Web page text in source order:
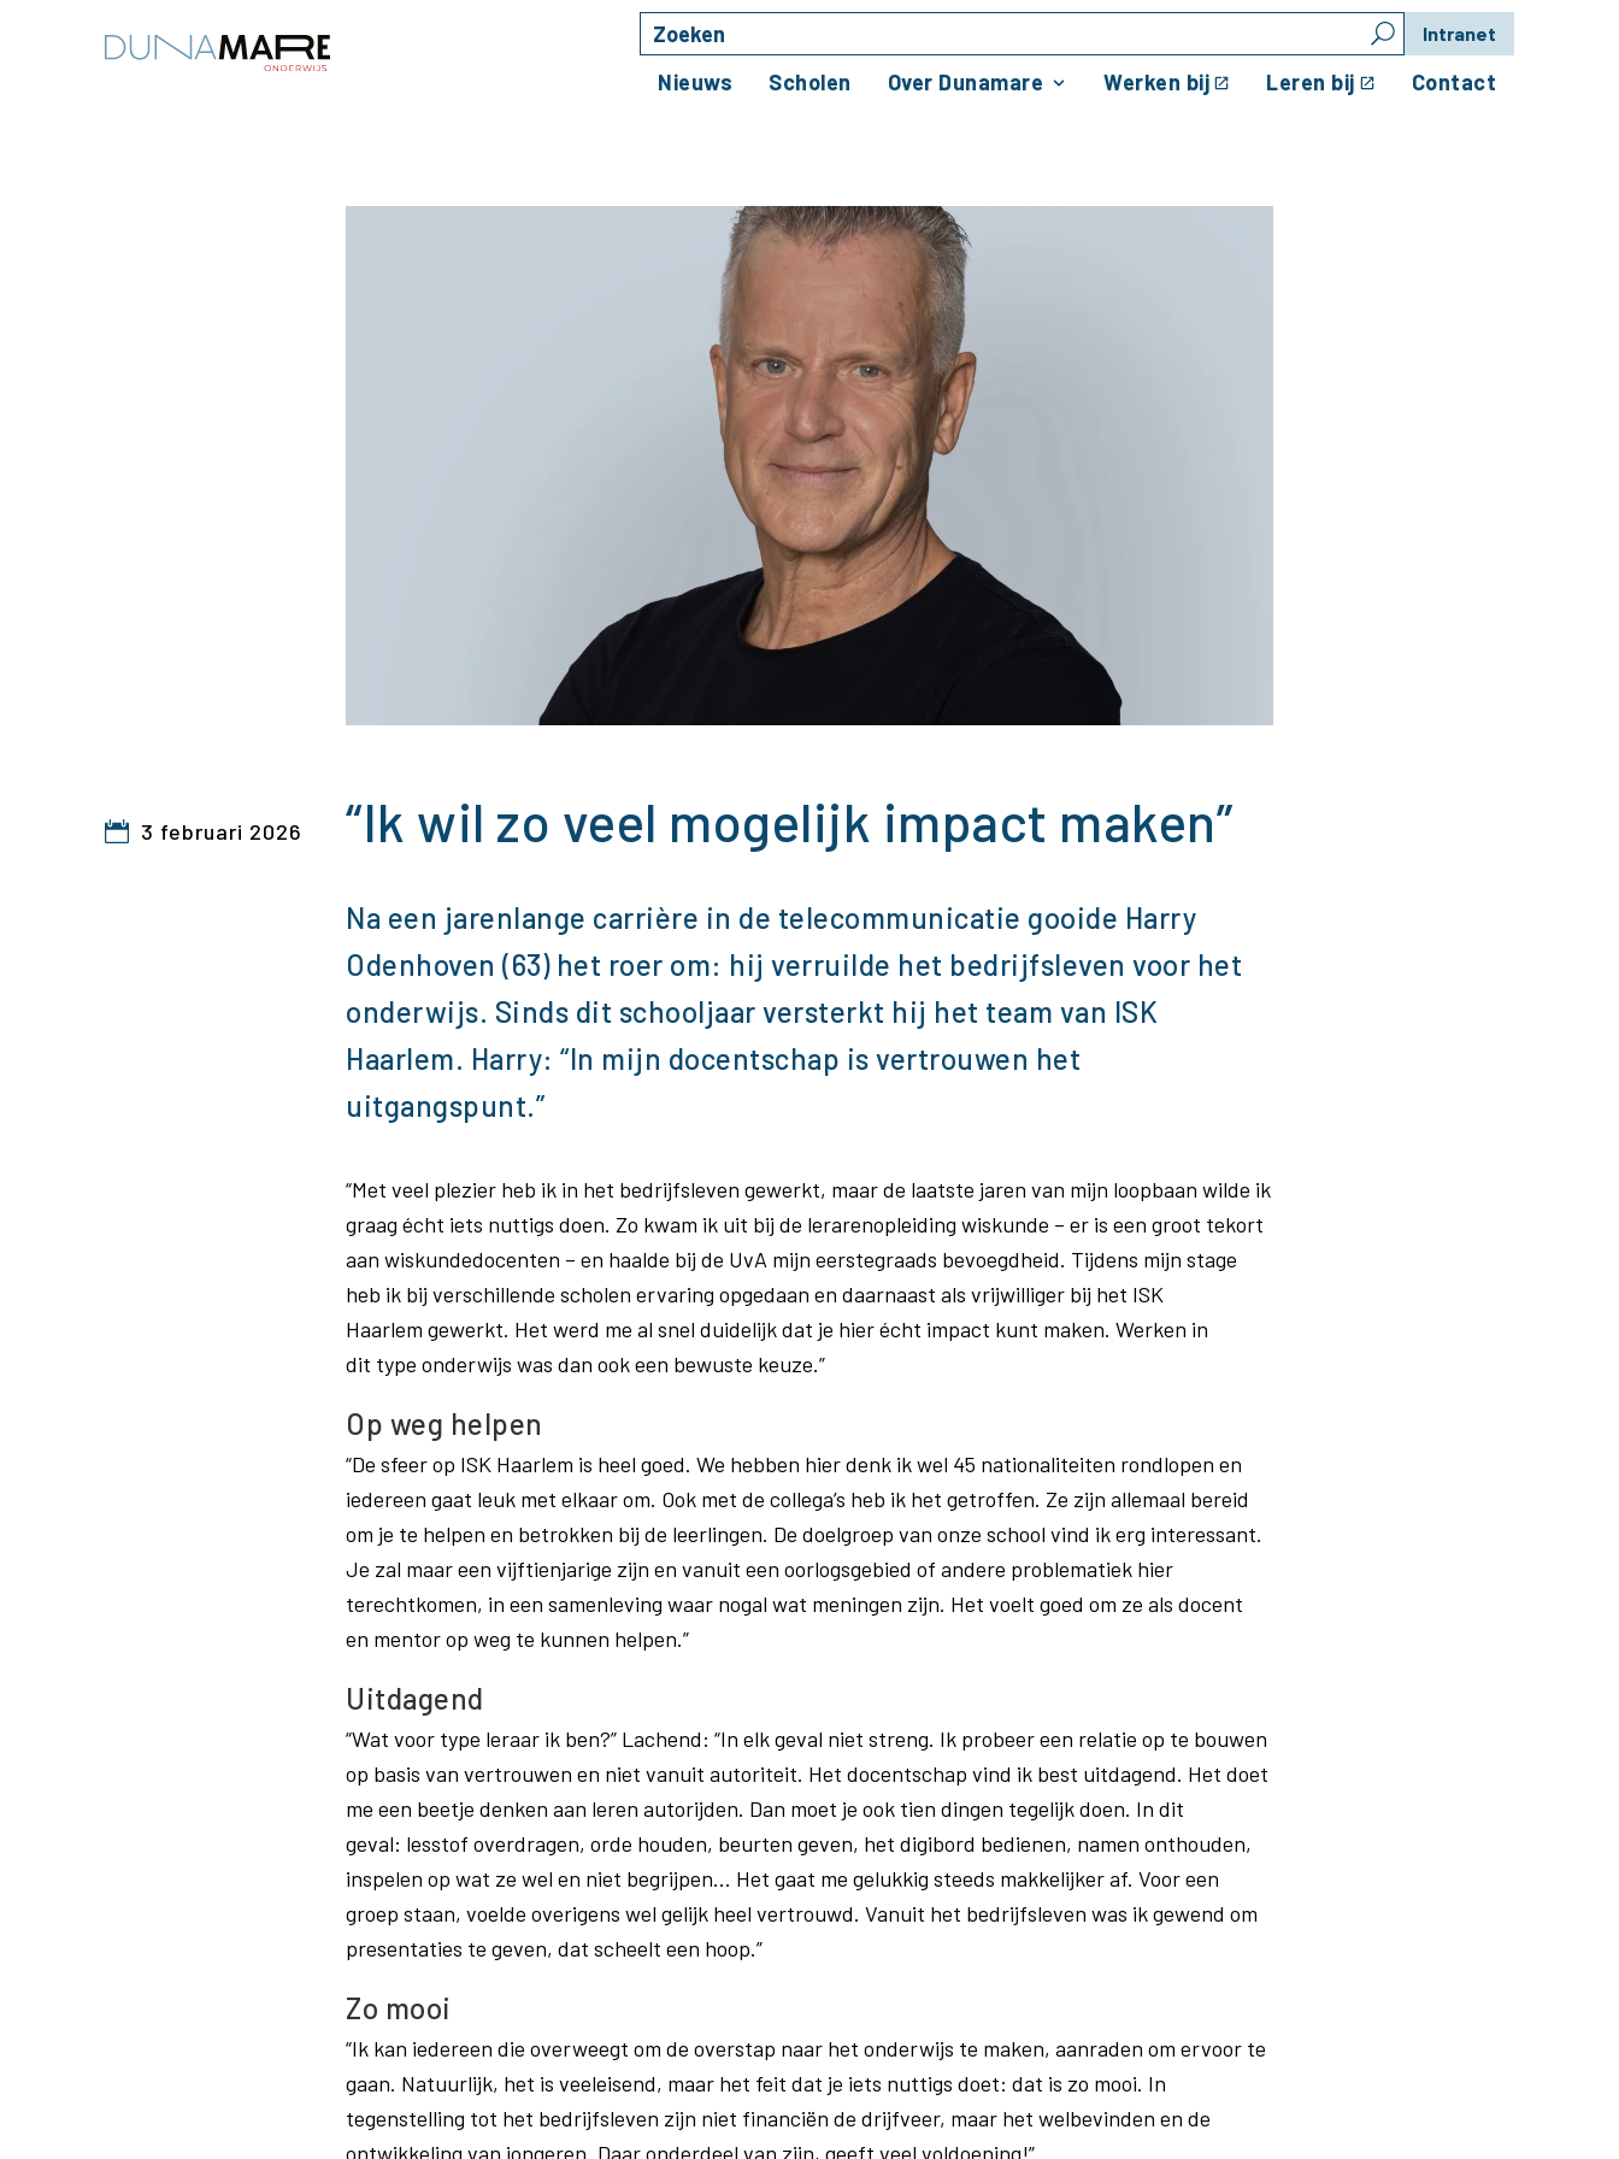
Zoeken Intranet
Nieuws Scholen Over Dunamare Werken bij Leren bij Contact
3 februari 2026 “Ik wil zo veel mogelijk impact maken”
Na een jarenlange carrière in de telecommunicatie gooide Harry
Odenhoven (63) het roer om: hij verruilde het bedrijfsleven voor het
onderwijs. Sinds dit schooljaar versterkt hij het team van ISK
Haarlem. Harry: “In mijn docentschap is vertrouwen het
uitgangspunt.”
“Met veel plezier heb ik in het bedrijfsleven gewerkt, maar de laatste jaren van mijn loopbaan wilde ik
graag écht iets nuttigs doen. Zo kwam ik uit bij de lerarenopleiding wiskunde – er is een groot tekort
aan wiskundedocenten – en haalde bij de UvA mijn eerstegraads bevoegdheid. Tijdens mijn stage
heb ik bij verschillende scholen ervaring opgedaan en daarnaast als vrijwilliger bij het ISK
Haarlem gewerkt. Het werd me al snel duidelijk dat je hier écht impact kunt maken. Werken in
dit type onderwijs was dan ook een bewuste keuze.”
Op weg helpen
“De sfeer op ISK Haarlem is heel goed. We hebben hier denk ik wel 45 nationaliteiten rondlopen en
iedereen gaat leuk met elkaar om. Ook met de collega’s heb ik het getroffen. Ze zijn allemaal bereid
om je te helpen en betrokken bij de leerlingen. De doelgroep van onze school vind ik erg interessant.
Je zal maar een vijftienjarige zijn en vanuit een oorlogsgebied of andere problematiek hier
terechtkomen, in een samenleving waar nogal wat meningen zijn. Het voelt goed om ze als docent
en mentor op weg te kunnen helpen.”
Uitdagend
“Wat voor type leraar ik ben?” Lachend: “In elk geval niet streng. Ik probeer een relatie op te bouwen
op basis van vertrouwen en niet vanuit autoriteit. Het docentschap vind ik best uitdagend. Het doet
me een beetje denken aan leren autorijden. Dan moet je ook tien dingen tegelijk doen. In dit
geval: lesstof overdragen, orde houden, beurten geven, het digibord bedienen, namen onthouden,
inspelen op wat ze wel en niet begrijpen... Het gaat me gelukkig steeds makkelijker af. Voor een
groep staan, voelde overigens wel gelijk heel vertrouwd. Vanuit het bedrijfsleven was ik gewend om
presentaties te geven, dat scheelt een hoop.”
Zo mooi
“Ik kan iedereen die overweegt om de overstap naar het onderwijs te maken, aanraden om ervoor te
gaan. Natuurlijk, het is veeleisend, maar het feit dat je iets nuttigs doet: dat is zo mooi. In
tegenstelling tot het bedrijfsleven zijn niet financiën de drijfveer, maar het welbevinden en de
ontwikkeling van jongeren. Daar onderdeel van zijn, geeft veel voldoening!”